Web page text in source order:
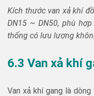
Kích thước van xả khí
DN15 ~ DN50, phù
thống có lưu lượng
6.3 Van xả khí
Van xả khí gang là